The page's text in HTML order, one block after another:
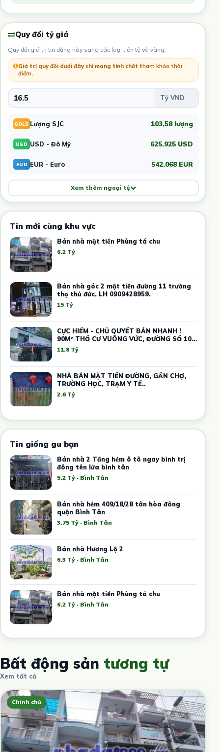
Quy đổi tỷ giá
Quy đổi giá trị tin đăng này sang các loại tiền tệ và vàng:
Giá trị quy đổi dưới đây chỉ mang tính chất tham khảo thời
điểm.
GOLD Lượng SJC 103,58 lượng
USD USD - Đô Mỹ 625.925 USD
EUR EUR - Euro 542.068 EUR
Xem thêm ngoại tệ
Tin mới cùng khu vực
Bán nhà mặt tiền Phùng tá chu
6.2 Tỷ
Bán nhà góc 2 mặt tiền đường 11 trường
thọ thủ đức, LH 0909428959.
15 Tỷ
CỰC HIẾM - CHỦ QUYẾT BÁN NHANH !
90M² THỔ CƯ VUÔNG VỨC, ĐƯỜNG SỐ 10
THỦ ĐỨC – GIÁ THẤP HƠN THỊ TRƯỜNG -
DÒNG TIỀN SẴN
11.8 Tỷ
NHÀ BÁN MẶT TIỀN ĐƯỜNG, GẦN CHỢ,
TRƯỜNG HỌC, TRẠM Y TẾ..
2.6 Tỷ
Tin giống gu bạn
Bán nhà 2 Tầng hẻm ô tô ngay bình trị
đông tên lửa bình tân
5.2 Tỷ · Bình Tân
Bán nhà hẻm 409/18/28 tân hòa đông
quận Bình Tân
3.75 Tỷ · Bình Tân
Bán nhà Hương Lộ 2
6.3 Tỷ · Bình Tân
Bán nhà mặt tiền Phùng tá chu
6.2 Tỷ · Bình Tân
Bất động sản tương tự
Xem tất cả
Chính chủ